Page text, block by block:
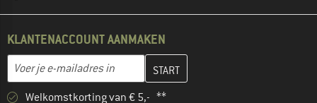
KLANTENACCOUNT AANMAKEN
E-mailadres
Vul je e-mailadres hier in en maak in de volgende stap je
Welkomstkorting van € 5,- **